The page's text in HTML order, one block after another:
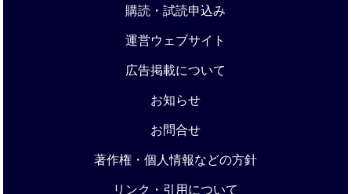
購読・試読申込み
運営ウェブサイト
広告掲載について
お知らせ
お問合せ
著作権・個人情報などの方針
リンク・引用について